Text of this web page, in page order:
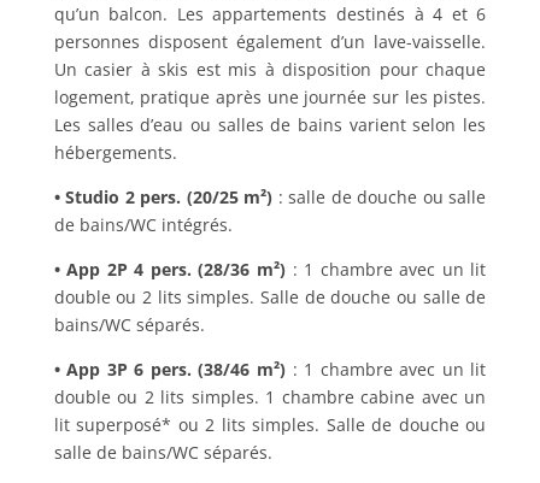
qu’un balcon. Les appartements destinés à 4 et 6
personnes disposent également d’un lave-vaisselle.
Un casier à skis est mis à disposition pour chaque
logement, pratique après une journée sur les pistes.
Les salles d’eau ou salles de bains varient selon les
hébergements.
• Studio 2 pers. (20/25 m²) : salle de douche ou salle
de bains/WC intégrés.
• App 2P 4 pers. (28/36 m²) : 1 chambre avec un lit
double ou 2 lits simples. Salle de douche ou salle de
bains/WC séparés.
• App 3P 6 pers. (38/46 m²) : 1 chambre avec un lit
double ou 2 lits simples. 1 chambre cabine avec un
lit superposé* ou 2 lits simples. Salle de douche ou
salle de bains/WC séparés.